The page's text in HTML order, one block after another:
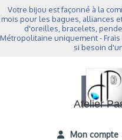
Votre bijou est façonné à la
mois pour les bagues, alliances
d'oreilles, bracelets,
Métropolitaine uniquement -
si besoin
Atelier
Mon compte
Panneau de gestion des cookies